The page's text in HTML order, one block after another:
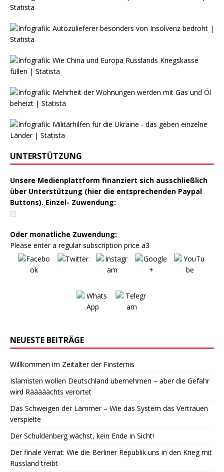
UNTERSTÜTZUNG
Unsere Medienplattform finanziert sich ausschließlich
über Unterstützung (hier die entsprechenden Paypal
Buttons). Einzel- Zuwendung:
Oder monatliche Zuwendung:
Please enter a regular subscription price a3
NEUESTE BEITRÄGE
Willkommen im Zeitalter der Finsternis
Islamisten wollen Deutschland übernehmen – aber die Gefahr
wird Rääääächts verortet
Das Schweigen der Lämmer – Wie das System das Vertrauen
verspielte
Der Schuldenberg wächst, kein Ende in Sicht!
Der finale Verrat: Wie die Berliner Republik uns in den Krieg mit
Russland treibt